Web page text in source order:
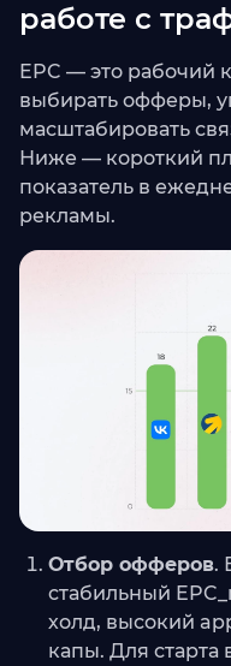
работе с
EPC — это рабочий
выбирать офферы,
масштабировать
Ниже — короткий
показатель в
рекламы.
Отбор офферов.
стабильный
холд, высокий
капы. Для старта